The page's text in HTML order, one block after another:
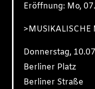
Eröffnung: Mo,
>MUSIKALISCHE
Donnerstag,
Berliner Platz
Berliner Straße